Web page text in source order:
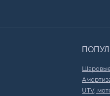
UTV,